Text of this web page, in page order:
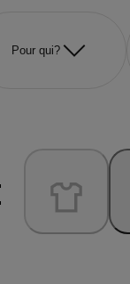
Pour qui?